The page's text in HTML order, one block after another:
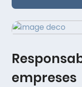
empreses